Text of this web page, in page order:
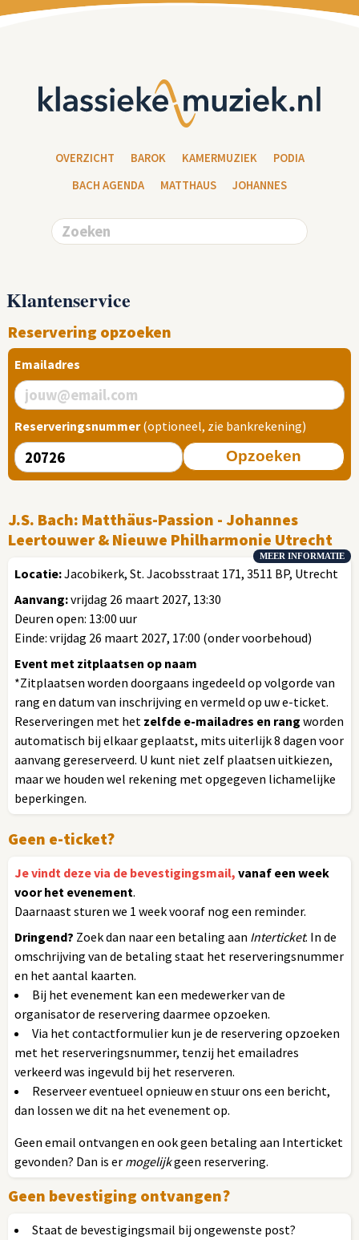
OVERZICHT BAROK KAMERMUZIEK
PODIA
BACH AGENDA
MATTHAUS JOHANNES
Klantenservice
Reservering opzoeken
Emailadres
Reserveringsnummer(optioneel, zie bankrekening)
Opzoeken
J.S. Bach: Matthäus-Passion - Johannes
Leertouwer & Nieuwe Philharmonie Utrecht
MEER INFORMATIE
Locatie:Jacobikerk, St. Jacobsstraat 171, 3511 BP, Utrecht
Aanvang:vrijdag 26 maart 2027, 13:30
Deuren open: 13:00 uur
Einde: vrijdag 26 maart 2027, 17:00 (onder voorbehoud)
Event met zitplaatsen op naam
*Zitplaatsen worden doorgaans ingedeeld op volgorde van
rang en datum van inschrijving en vermeld op uw e-ticket.
Reserveringen met het zelfde e-mailadres en rang worden
automatisch bij elkaar geplaatst, mits uiterlijk 8 dagen voor
aanvang gereserveerd. U kunt niet zelf plaatsen uitkiezen,
maar we houden wel rekening met opgegeven lichamelijke
beperkingen.
Geen e-ticket?
Je vindt deze via de bevestigingsmail, vanaf een week
voor het evenement.
Daarnaast sturen we 1 week vooraf nog een reminder.
Dringend? Zoek dan naar een betaling aan Interticket. In de
omschrijving van de betaling staat het reserveringsnummer
en het aantal kaarten.
Bij het evenement kan een medewerker van de
organisator de reservering daarmee opzoeken.
Via het contactformulier kun je de reservering opzoeken
met het reserveringsnummer, tenzij het emailadres
verkeerd was ingevuld bij het reserveren.
Reserveer eventueel opnieuw en stuur ons een bericht,
dan lossen we dit na het evenement op.
Geen email ontvangen en ook geen betaling aan Interticket
gevonden? Dan is er mogelijkgeen reservering.
Geen bevestiging ontvangen?
Staat de bevestigingsmail bij ongewenste post?